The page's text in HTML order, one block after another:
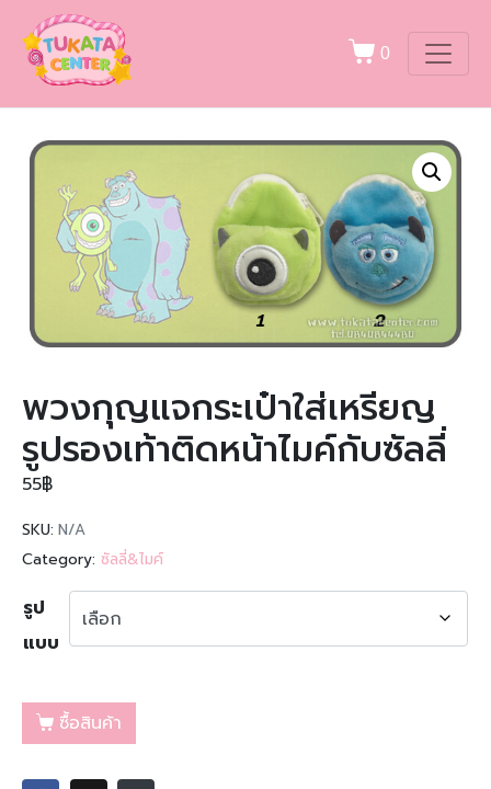
0
พวงกุญแจกระเป๋าใส่เหรียญ
รูปรองเท้าติดหน้าไมค์กับซัลลี่
55฿
SKU: N/A
Category: ซัลลี่&ไมค์
รูป
แบบ
ซื้อสินค้า